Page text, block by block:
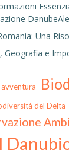
Una
Geografia e
avventura
del Delta